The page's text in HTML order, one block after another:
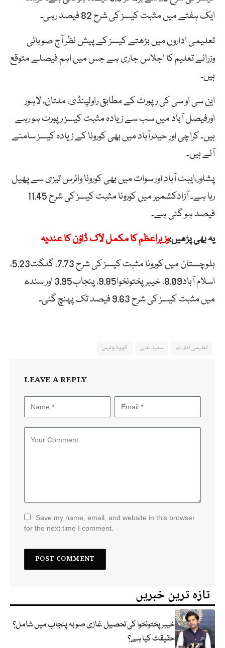
ایک ہفتے میں مثبت کیسز کی شرح 82 فیصد رہی۔
تعلیمی اداروں میں بڑھتے کیسز کے پیش نظر آج صوبائی
وزرائے تعلیم کا اجلاس جاری ہے جس میں اہم فیصلے متوقع
ہیں۔
این سی او سی کی رپورٹ کے مطابق راولپنڈی، ملتان، لاہور
اورفیصل آباد میں سب سے زیادہ مثبت کیسز رپورٹ ہو رہے
ہیں۔ کراچی اور حیدرآباد میں بھی کورونا کے زیادہ کیسز سامنے
آئے ہیں۔
پشاور،ایبٹ آباد اور سوات میں بھی کورونا وائرس تیزی سے پھیل
رہا ہے۔ آزادکشمیر میں کورونا مثبت کیسز کی شرح 11.45
فیصد ہو گئی ہے۔
یہ بھی پڑھیں:وزیراعظم کا مکمل لاک ڈاؤن کا عندیہ
بلوچستان میں کورونا مثبت کیسز کی شرح 7.73، گلگت5.23،
اسلام آباد8.09، خیبرپختونخوا9.85، پنجاب3.95 اور سندھ
میں مثبت کیسز کی شرح 9.63 فیصد تک پہنچ گئی۔
تعلیمی ادارے سعید غنی کورونا وائرس
LEAVE A REPLY
Save my name, email, and website in this browser
for the next time I comment.
تازہ ترین خبریں
خیبر پختونخوا کی تحصیل غازی صوبہ پنجاب میں شامل؟
حقیقت کیا ہے؟